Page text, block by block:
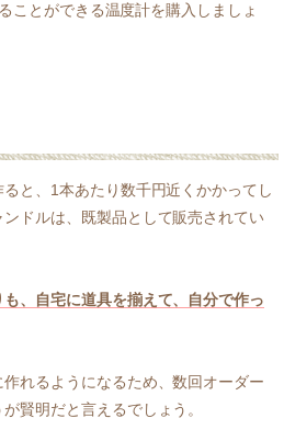
ことができる温度計を購入しましょ
と、1本あたり数千円近くかかってし
ドルは、既製品として販売されてい
、自宅に道具を揃えて、自分で作っ
れるようになるため、数回オーダー
賢明だと言えるでしょう。